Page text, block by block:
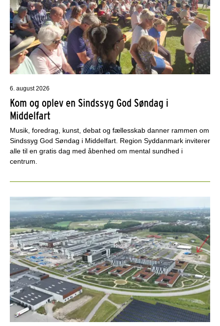
6. august 2026
Kom og oplev en Sindssyg God Søndag i
Middelfart
Musik, foredrag, kunst, debat og fællesskab danner rammen om
Sindssyg God Søndag i Middelfart. Region Syddanmark inviterer
alle til en gratis dag med åbenhed om mental sundhed i
centrum.